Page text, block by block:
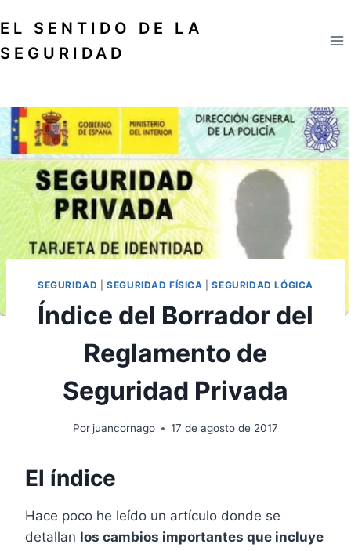
al
contenido
EL SENTIDO DE LA
SEGURIDAD
SEGURIDAD |SEGURIDAD FÍSICA |SEGURIDAD LÓGICA
Índice del Borrador del
Reglamento de
Seguridad Privada
Por juancornago 17 de agosto de 2017
El índice
Hace poco he leído un artículo donde se
detallan los cambios importantes que incluye